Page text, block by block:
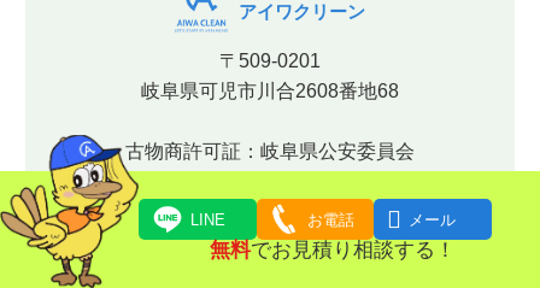
アイワクリーン
〒509-0201
岐阜県可児市川合2608番地68
古物商許可証：岐阜県公安委員会
【許可番号】第531170001018号
LINE お電話  メール
無料でお見積り相談する！